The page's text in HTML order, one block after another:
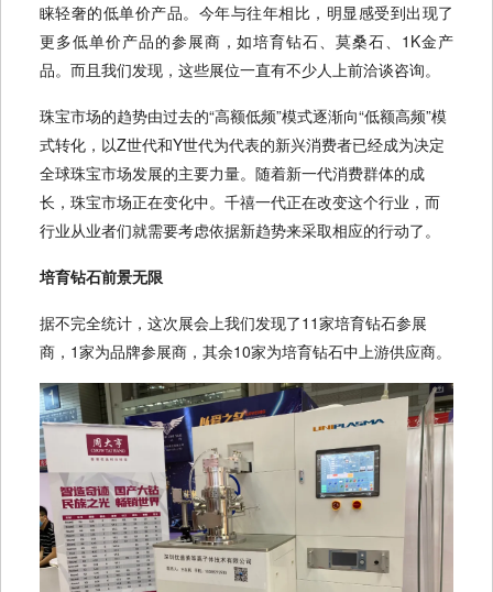
睐轻奢的低单价产品。今年与往年相比，明显感受到出现了
更多低单价产品的参展商，如培育钻石、莫桑石、1K金产
品。而且我们发现，这些展位一直有不少人上前洽谈咨询。
珠宝市场的趋势由过去的“高额低频”模式逐渐向“低额高频”模
式转化，以Z世代和Y世代为代表的新兴消费者已经成为决定
全球珠宝市场发展的主要力量。随着新一代消费群体的成
长，珠宝市场正在变化中。千禧一代正在改变这个行业，而
行业从业者们就需要考虑依据新趋势来采取相应的行动了。
培育钻石前景无限
据不完全统计，这次展会上我们发现了11家培育钻石参展
商，1家为品牌参展商，其余10家为培育钻石中上游供应商。